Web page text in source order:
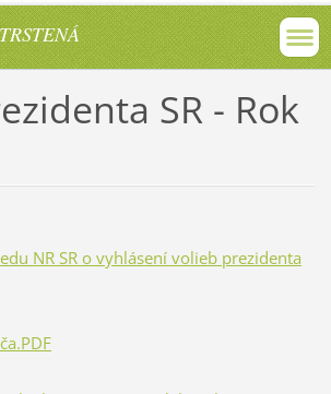
SR - Rok
NR SR o vyhlásení volieb prezidenta